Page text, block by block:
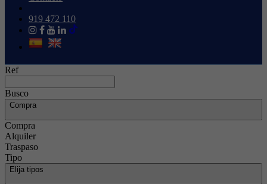
919 472 110
Ref
Busco
Compra
Compra
Alquiler
Traspaso
Tipo
Elija tipos